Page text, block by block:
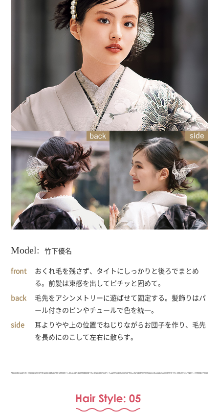
Model: 竹下優名
おくれ毛を残さず、タイトにしっかりと後ろでまとめ
る。前髪は束感を出してピチッと固めて。
毛先をアシンメトリーに遊ばせて固定する。髪飾りはパ
ール付きのピンやチュールで色を統一。
耳よりやや上の位置でねじりながらお団子を作り、毛先
を長めにのこして左右に散らす。